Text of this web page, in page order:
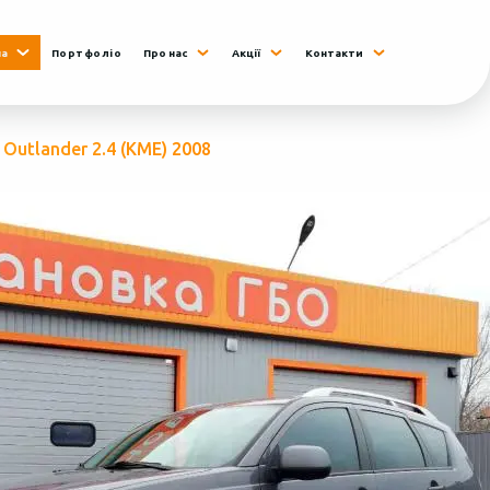
Портфоліо Про нас Акції Контакти
2.4 (КМЕ) 2008